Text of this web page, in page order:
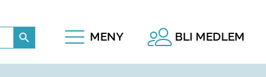
Search Button
MENY BLI MEDLEM